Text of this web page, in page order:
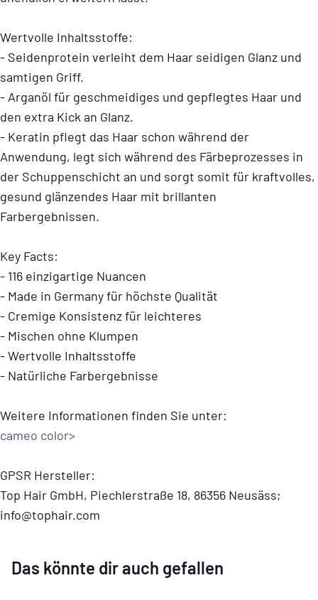
Wertvolle Inhaltsstoffe:
- Seidenprotein verleiht dem Haar seidigen Glanz und
samtigen Griff.
- Arganöl für geschmeidiges und gepflegtes Haar und
den extra Kick an Glanz.
- Keratin pflegt das Haar schon während der
Anwendung, legt sich während des Färbeprozesses in
der Schuppenschicht an und sorgt somit für kraftvolles,
gesund glänzendes Haar mit brillanten
Farbergebnissen.
Key Facts:
- 116 einzigartige Nuancen
- Made in Germany für höchste Qualität
- Cremige Konsistenz für leichteres
- Mischen ohne Klumpen
- Wertvolle Inhaltsstoffe
- Natürliche Farbergebnisse
Weitere Informationen finden Sie unter:
cameo color>
GPSR Hersteller:
Top Hair GmbH, Piechlerstraße 18, 86356 Neusäss;
info@tophair.com
Das könnte dir auch gefallen